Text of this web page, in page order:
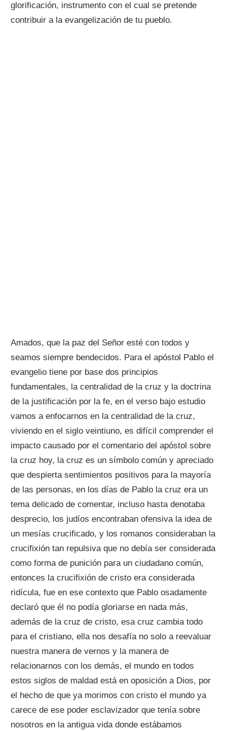
glorificación, instrumento con el cual se pretende
contribuir a la evangelización de tu pueblo.
Amados, que la paz del Señor esté con todos y
seamos siempre bendecidos. Para el apóstol Pablo el
evangelio tiene por base dos principios
fundamentales, la centralidad de la cruz y la doctrina
de la justificación por la fe, en el verso bajo estudio
vamos a enfocarnos en la centralidad de la cruz,
viviendo en el siglo veintiuno, es difícil comprender el
impacto causado por el comentario del apóstol sobre
la cruz hoy, la cruz es un símbolo común y apreciado
que despierta sentimientos positivos para la mayoría
de las personas, en los días de Pablo la cruz era un
tema delicado de comentar, incluso hasta denotaba
desprecio, los judíos encontraban ofensiva la idea de
un mesías crucificado, y los romanos consideraban la
crucifixión tan repulsiva que no debía ser considerada
como forma de punición para un ciudadano común,
entonces la crucifixión de cristo era considerada
ridícula, fue en ese contexto que Pablo osadamente
declaró que él no podía gloriarse en nada más,
además de la cruz de cristo, esa cruz cambia todo
para el cristiano, ella nos desafía no solo a reevaluar
nuestra manera de vernos y la manera de
relacionarnos con los demás, el mundo en todos
estos siglos de maldad está en oposición a Dios, por
el hecho de que ya morimos con cristo el mundo ya
carece de ese poder esclavizador que tenía sobre
nosotros en la antigua vida donde estábamos